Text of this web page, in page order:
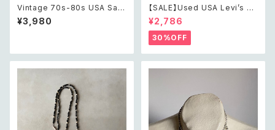
Vintage 70s-80s USA Sara
h Coventry classical chain
bracelet レトロ アメリカ ヴィ
ェーン ブレスレット
¥3,980
【SALE】Used USA Levi’s su
nrise design orange t shirt
レトロ アメリカ ユーズド 古着
リーバイス サンライズ デザイン
オレンジ Tシャツ XXL
¥2,786
30%OFF